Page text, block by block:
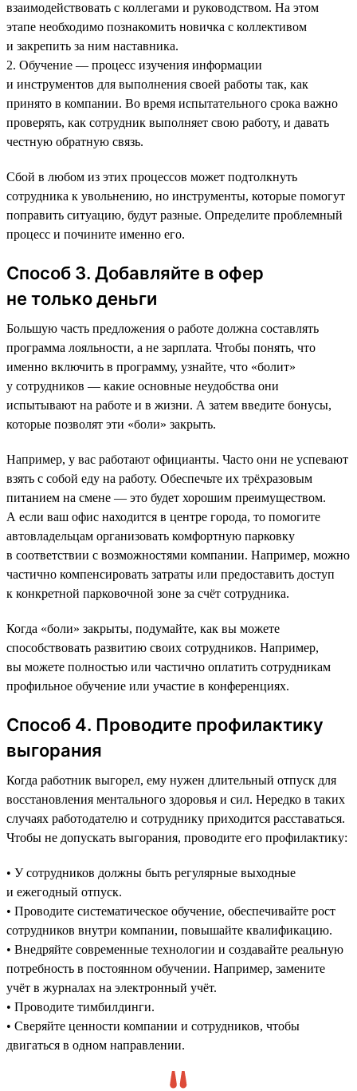
взаимодействовать с коллегами и руководством. На этом
этапе необходимо познакомить новичка с коллективом
и закрепить за ним наставника.
2. Обучение — процесс изучения информации
и инструментов для выполнения своей работы так, как
принято в компании. Во время испытательного срока важно
проверять, как сотрудник выполняет свою работу, и давать
честную обратную связь.
Сбой в любом из этих процессов может подтолкнуть
сотрудника к увольнению, но инструменты, которые помогут
поправить ситуацию, будут разные. Определите проблемный
процесс и почините именно его.
Способ 3. Добавляйте в офер
не только деньги
Большую часть предложения о работе должна составлять
программа лояльности, а не зарплата. Чтобы понять, что
именно включить в программу, узнайте, что «болит»
у сотрудников — какие основные неудобства они
испытывают на работе и в жизни. А затем введите бонусы,
которые позволят эти «боли» закрыть.
Например, у вас работают официанты. Часто они не успевают
взять с собой еду на работу. Обеспечьте их трёхразовым
питанием на смене — это будет хорошим преимуществом.
А если ваш офис находится в центре города, то помогите
автовладельцам организовать комфортную парковку
в соответствии с возможностями компании. Например, можно
частично компенсировать затраты или предоставить доступ
к конкретной парковочной зоне за счёт сотрудника.
Когда «боли» закрыты, подумайте, как вы можете
способствовать развитию своих сотрудников. Например,
вы можете полностью или частично оплатить сотрудникам
профильное обучение или участие в конференциях.
Способ 4. Проводите профилактику
выгорания
Когда работник выгорел, ему нужен длительный отпуск для
восстановления ментального здоровья и сил. Нередко в таких
случаях работодателю и сотруднику приходится расставаться.
Чтобы не допускать выгорания, проводите его профилактику:
• У сотрудников должны быть регулярные выходные
и ежегодный отпуск.
• Проводите систематическое обучение, обеспечивайте рост
сотрудников внутри компании, повышайте квалификацию.
• Внедряйте современные технологии и создавайте реальную
потребность в постоянном обучении. Например, замените
учёт в журналах на электронный учёт.
• Проводите тимбилдинги.
• Сверяйте ценности компании и сотрудников, чтобы
двигаться в одном направлении.